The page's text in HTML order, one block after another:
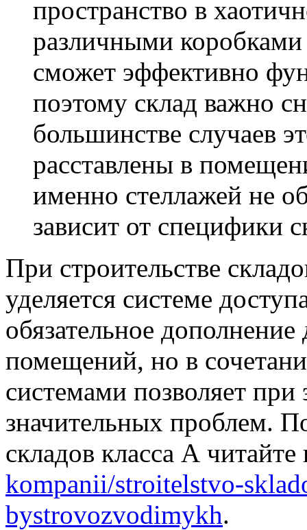
пространство в
различными
сможет эффективно
поэтому склад важно
большинстве случаев
расставлены в
именно стеллажей не
зависит от специфики
При строительстве
уделяется системе
обязательное
помещений, но в
системами позволяет при
значительных проблем.
складов класса А
kompanii/stroitelstvo-
bystrovozvodimykh.